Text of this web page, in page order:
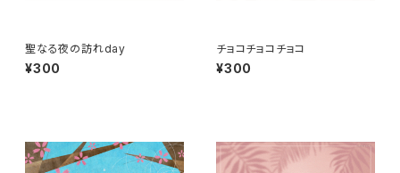
聖なる夜の訪れday
¥300
チョコチョコチョコ
¥300